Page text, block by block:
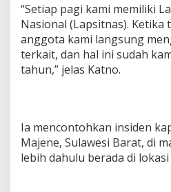
“Setiap pagi kami memiliki
Nasional (Lapsitnas). Ketika
anggota kami langsung
terkait, dan hal ini sudah
tahun,” jelas Katno.
Ia mencontohkan insiden
Majene, Sulawesi Barat, di
lebih dahulu berada di